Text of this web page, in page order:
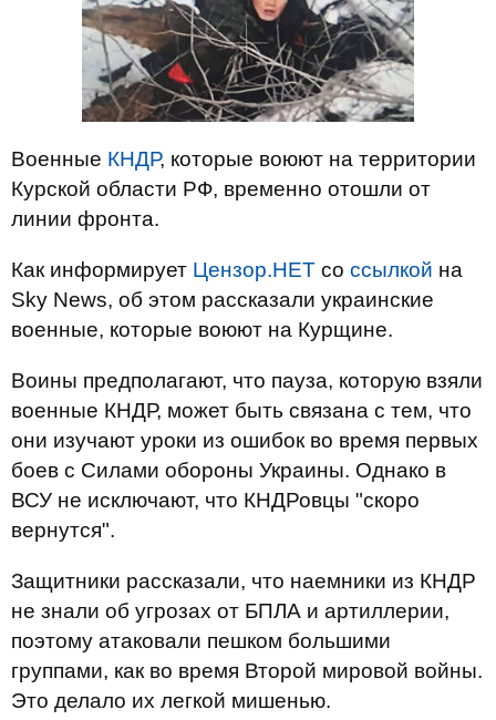
Военные КНДР, которые воюют на территории
Курской области РФ, временно отошли от
линии фронта.
Как информирует Цензор.НЕТ со ссылкой на
Sky News, об этом рассказали украинские
военные, которые воюют на Курщине.
Воины предполагают, что пауза, которую взяли
военные КНДР, может быть связана с тем, что
они изучают уроки из ошибок во время первых
боев с Силами обороны Украины. Однако в
ВСУ не исключают, что КНДРовцы "скоро
вернутся".
Защитники рассказали, что наемники из КНДР
не знали об угрозах от БПЛА и артиллерии,
поэтому атаковали пешком большими
группами, как во время Второй мировой войны.
Это делало их легкой мишенью.